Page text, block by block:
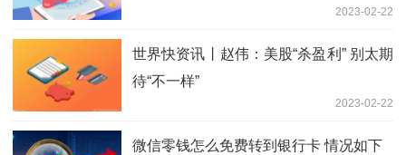
2023-02-22
世界快资讯丨赵伟：美股“杀盈利” 别太期
待“不一样”
2023-02-22
微信零钱怎么免费转到银行卡 情况如下